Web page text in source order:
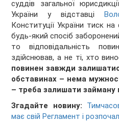
суддів загальної
України у відставці
Конституції України тиск
будь-який спосіб
то відповідальність
здійснював, а не ті, хто
повинен завжди
обставинах – нема
– треба залишати займану
Згадайте новину:
має свій Регламент і